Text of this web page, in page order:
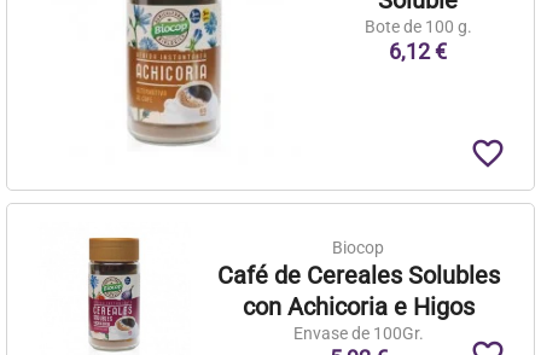
Bote de 100 g.
6,12 €
favorite_border
Biocop
Café de Cereales Solubles
con Achicoria e Higos
Envase de 100Gr.